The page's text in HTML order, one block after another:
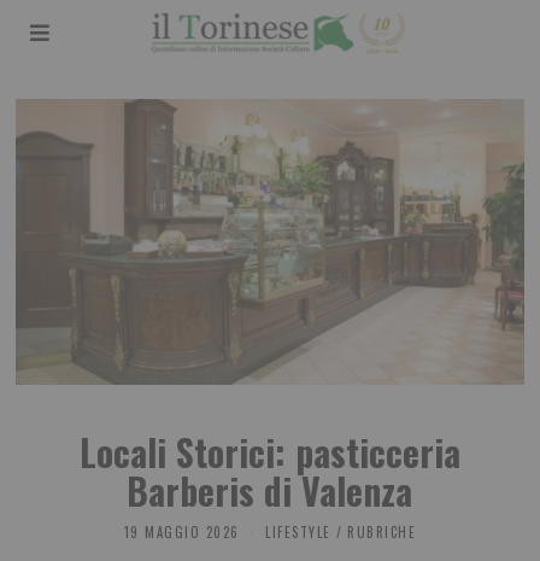
Locali Storici: pasticceria
Barberis di Valenza
19 MAGGIO 2026 LIFESTYLE / RUBRICHE